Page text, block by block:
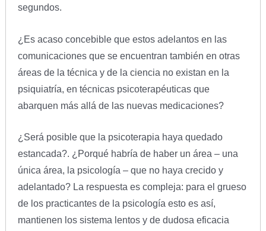
segundos.
¿Es acaso concebible que estos adelantos en las
comunicaciones que se encuentran también en otras
áreas de la técnica y de la ciencia no existan en la
psiquiatría, en técnicas psicoterapéuticas que
abarquen más allá de las nuevas medicaciones?
¿Será posible que la psicoterapia haya quedado
estancada?. ¿Porqué habría de haber un área – una
única área, la psicología – que no haya crecido y
adelantado? La respuesta es compleja: para el grueso
de los practicantes de la psicología esto es así,
mantienen los sistema lentos y de dudosa eficacia